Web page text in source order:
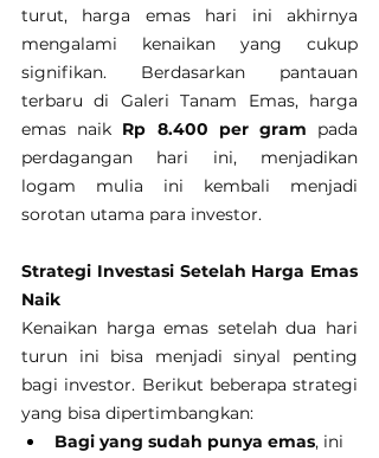
turut, harga emas hari ini akhirnya
mengalami kenaikan yang cukup
signifikan. Berdasarkan pantauan
terbaru di Galeri Tanam Emas, harga
emas naik Rp 8.400 per gram pada
perdagangan hari ini, menjadikan
logam mulia ini kembali menjadi
sorotan utama para investor.
Strategi Investasi Setelah Harga Emas
Naik
Kenaikan harga emas setelah dua hari
turun ini bisa menjadi sinyal penting
bagi investor. Berikut beberapa strategi
yang bisa dipertimbangkan:
Bagi yang sudah punya emas, ini